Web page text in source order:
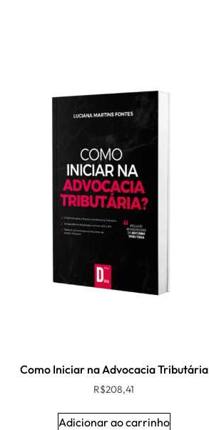
Como Iniciar na Advocacia Tributária
R$208,41
Adicionar ao carrinho